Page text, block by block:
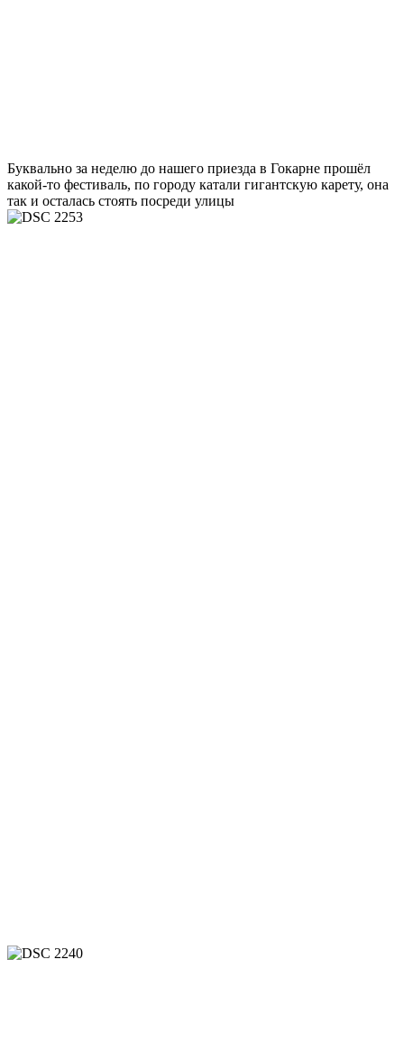
Буквально за неделю до нашего приезда в Гокарне прошёл
какой-то фестиваль, по городу катали гигантскую карету, она
так и осталась стоять посреди улицы